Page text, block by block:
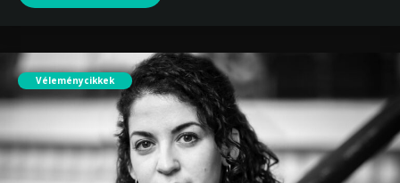
Véleménycikkek